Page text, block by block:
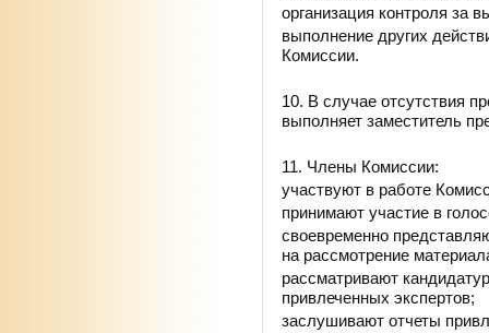
организация контроля за
выполнение других
Комиссии.
10. В случае отсутствия
выполняет заместитель
11. Члены Комиссии:
участвуют в работе
принимают участие в
своевременно
на рассмотрение
рассматривают
привлеченных экспертов;
заслушивают отчеты